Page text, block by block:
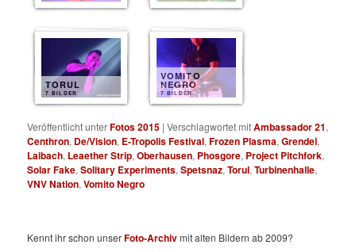
TORUL
7 BILDER
VOMITO
NEGRO
7 BILDER
Veröffentlicht unterFotos 2015 |Verschlagwortet mitAmbassador 21,
Centhron, De/Vision, E-Tropolis Festival,Frozen Plasma,Grendel,
Laibach, Leaether Strip,Oberhausen, Phosgore, Project Pitchfork,
Solar Fake,Solitary Experiments,Spetsnaz,Torul,Turbinenhalle,
VNV Nation,Vomito Negro
Kennt ihr schon unserFoto-Archivmit alten Bildern ab 2009?